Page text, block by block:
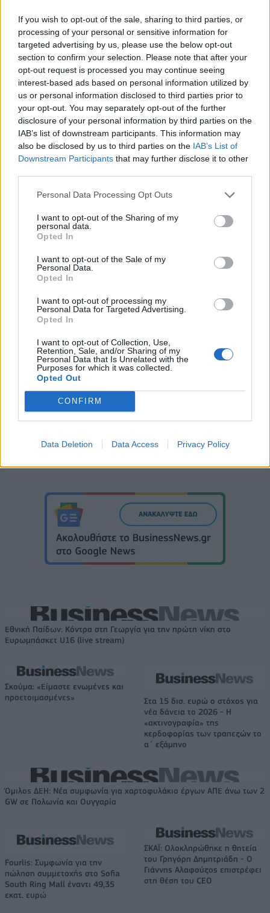
If you wish to opt-out of the sale, sharing to third parties, or
processing of your personal or sensitive information for
targeted advertising by us, please use the below opt-out
section to confirm your selection. Please note that after your
opt-out request is processed you may continue seeing
interest-based ads based on personal information utilized by
us or personal information disclosed to third parties prior to
your opt-out. You may separately opt-out of the further
disclosure of your personal information by third parties on the
IAB’s list of downstream participants. This information may
also be disclosed by us to third parties on the IAB’s List of
Downstream Participants that may further disclose it to other
Personal Data Processing Opt Outs
I want to opt-out of the Sharing of my
personal data.
Opted In
I want to opt-out of the Sale of my
Personal Data.
Opted In
I want to opt-out of processing my
Personal Data for Targeted Advertising.
Opted In
I want to opt-out of Collection, Use,
Retention, Sale, and/or Sharing of my
Personal Data that Is Unrelated with the
Purposes for which it was collected.
Opted Out
CONFIRM
Data Deletion Data Access Privacy Policy
Ιδιαίτερη έμφαση δόθηκε στον καθαρισμό και την
αποκατάσταση των υδραυλικών καναλιών που συνδέουν τη
λίμνη με το κωπηλατοδρόμιο και τη θαλάσσια έξοδο. Στα
στενά και κλειστά κανάλια πραγματοποιήθηκαν
εξειδικευμένες υποβρύχιες εργασίες από πιστοποιημένους
δύτες. Οι παρεμβάσεις περιλάμβαναν επίσης τον καθαρισμό
και την επιθεώρηση των θυροφραγμάτων, του
προστατευτικού πλέγματος, των σωληνώσεων
αποστράγγισης και των μηχανισμών στεγανοποίησης,
συμβάλλοντας στην πλήρη αποκατάσταση της
Εκτός από τον υγρό στίβο, έγιναν καίριες παρεμβάσεις και σε
κερκίδες των θεατών, έγινε εκτεταμένος καθαρισμός όλων
των χώρων, αναβάθμιση της λειτουργικότητας των
εγκαταστάσεων και ανακαίνιση των κτιρίων διαβίωσης και
διαμονής των αθλητών της προολυμπιακής ομάδας που
ΕΛΛΗΝΙΚΗ ΟΛΥΜΠΙΑΚΗ ΕΠΙΤΡΟΠΗ
ALPHA BANK
Εθνική Παίδων: Κόντρα στη Γεωργία για την πρώτη νίκη στο
Ευρωμπάσκετ U16 (live stream)
Σκούμα: «Είμαστε ενωμένες και
προετοιμασμένες»
Στα 15 δισ. ευρώ ο στόχος για
νέα δάνεια το 2026 - Η
«ακτινογραφία» της
κερδοφορίας των τραπεζών το
α΄ εξάμηνο
Όμιλος ΔΕΗ: Νέα συμφωνία για χαρτοφυλάκιο έργων ΑΠΕ άνω των 2
GW σε Πολωνία και Ουγγαρία
Fourlis: Συμφωνία για την
πώληση συμμετοχής στο Sofia
South Ring Mall έναντι 49,35
εκατ. ευρώ
ΣΚΑΪ: Ολοκληρώθηκε η θητεία
του Γρηγόρη Δημητριάδη - Ο
Γιάννης Αλαφούζος επιστρέφει
στη θέση του CEO